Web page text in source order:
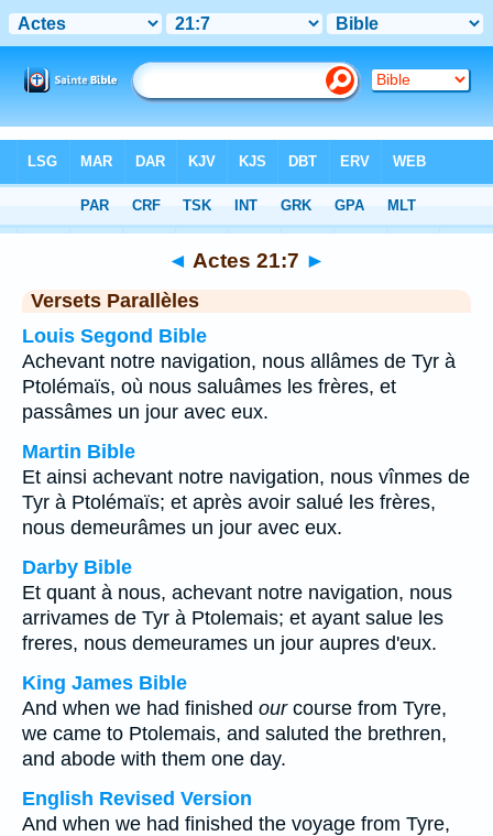
Chapitre 21> Verset 7
◄ Actes 21:7 ►
Versets Parallèles
Louis Segond Bible
Achevant notre navigation, nous allâmes de Tyr à
Ptolémaïs, où nous saluâmes les frères, et
passâmes un jour avec eux.
Martin Bible
Et ainsi achevant notre navigation, nous vînmes de
Tyr à Ptolémaïs; et après avoir salué les frères,
nous demeurâmes un jour avec eux.
Darby Bible
Et quant à nous, achevant notre navigation, nous
arrivames de Tyr à Ptolemais; et ayant salue les
freres, nous demeurames un jour aupres d'eux.
King James Bible
And when we had finished ourcourse from Tyre,
we came to Ptolemais, and saluted the brethren,
and abode with them one day.
English Revised Version
And when we had finished the voyage from Tyre,